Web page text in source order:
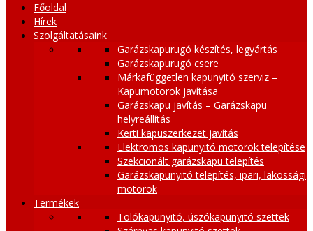
Főoldal
Hírek
Szolgáltatásaink
Garázskapurugó készítés, legyártás
Garázskapurugó csere
Márkafüggetlen kapunyitó szerviz –
Kapumotorok javítása
Garázskapu javítás – Garázskapu
helyreállítás
Kerti kapuszerkezet javítás
Elektromos kapunyitó motorok telepítése
Szekcionált garázskapu telepítés
Garázskapunyitó telepítés, ipari, lakossági
motorok
Termékek
Tolókapunyitó, úszókapunyitó szettek